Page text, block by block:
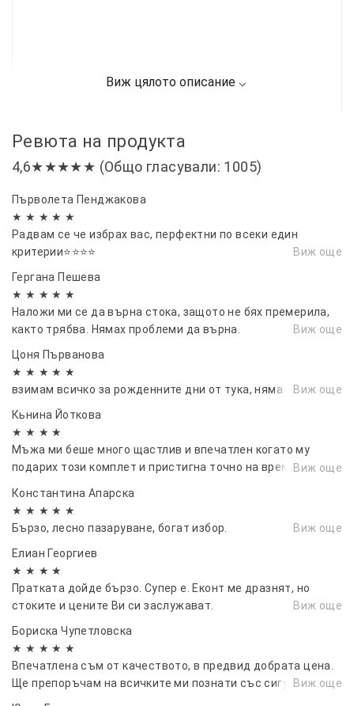
Ревюта на продукта
4,6★★★★★ (Общо гласували: 1005)
Първолета Пенджакова
★ ★ ★ ★ ★
Радвам се че избрах вас, перфектни по всеки един
критерии⭐⭐⭐⭐
Виж още
Гергана Пешева
★ ★ ★ ★ ★
Наложи ми се да върна стока, защото не бях премерила,
както трябва. Нямах проблеми да върна.
Виж още
Цоня Първанова
★ ★ ★ ★ ★
взимам всичко за рожденните дни от тука, няма грешка
Виж още
Кьнина Йоткова
★ ★ ★ ★
Мъжа ми беше много щастлив и впечатлен когато му
подарих този комплет и пристигна точно на време заВиж още
Константина Апарска
★ ★ ★ ★ ★
Бързо, лесно пазаруване, богат избор.
Виж още
Елиан Георгиев
★ ★ ★ ★
Пратката дойде бързо. Супер е. Еконт ме дразнят, но
стоките и цените Ви си заслужават.
Виж още
Бориска Чупетловска
★ ★ ★ ★ ★
Впечатлена съм от качеството, в предвид добрата цена.
Ще препоръчам на всичките ми познати със сигурност!
Виж още